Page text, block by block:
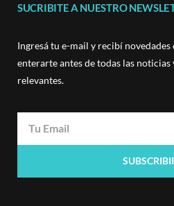
SUCRIBITE A NUESTRO
Ingresá tu e-mail y recibí
enterarte antes de todas las
relevantes.